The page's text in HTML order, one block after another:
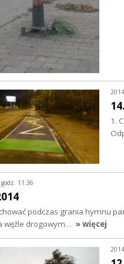
1.
11:36
podczas grania hymnu
węźle drogowym… » więcej